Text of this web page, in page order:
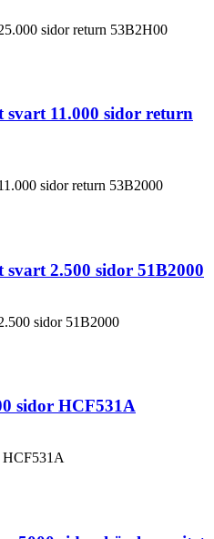
sidor return 53B2H00
11.000 sidor return
sidor return 53B2000
2.500 sidor 51B2000
sidor 51B2000
sidor HCF531A
HCF531A